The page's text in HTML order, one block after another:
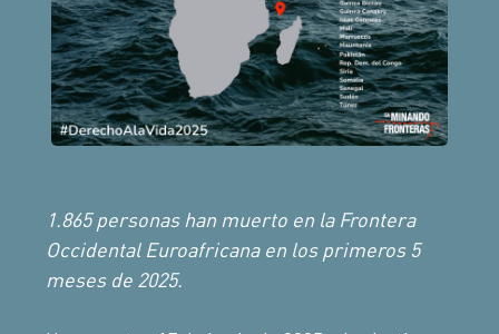
1.865 personas han muerto en la Frontera
Occidental Euroafricana en los primeros 5
meses de 2025.